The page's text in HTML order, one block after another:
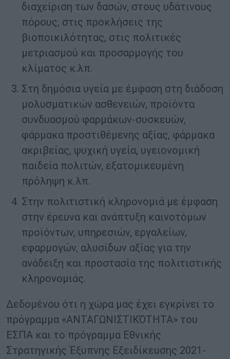
διαχείριση των δασών, στους υδάτινους
πόρους, στις προκλήσεις της
βιοποικιλότητας, στις πολιτικές
μετριασμού και προσαρμογής του
κλίματος κ.λπ.
Στη δημόσια υγεία με έμφαση στη διάδοση
μολυσματικών ασθενειών, προϊόντα
συνδυασμού φαρμάκων-συσκευών,
φάρμακα προστιθέμενης αξίας, φάρμακα
ακριβείας, ψυχική υγεία, υγειονομική
παιδεία πολιτών, εξατομικευμένη
πρόληψη κ.λπ.
Στην πολιτιστική κληρονομιά με έμφαση
στην έρευνα και ανάπτυξη καινοτόμων
προϊόντων, υπηρεσιών, εργαλείων,
εφαρμογών, αλυσίδων αξίας για την
ανάδειξη και προστασία της πολιτιστικής
κληρονομιάς.
Δεδομένου ότι η χώρα μας έχει εγκρίνει το
πρόγραμμα «ΑΝΤΑΓΩΝΙΣΤΙΚΌΤΗΤΑ» του
ΕΣΠΑ και το πρόγραμμα Εθνικής
Στρατηγικής Έξυπνης Εξειδίκευσης 2021-